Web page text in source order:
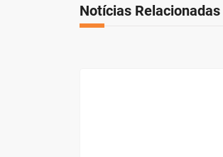
Notícias Relacionadas